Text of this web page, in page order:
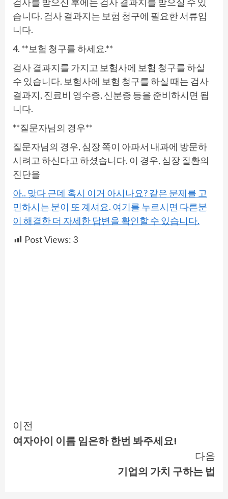
습니다. 검사 결과지는 보험 청구에 필요한 서류입
니다.
4. **보험 청구를 하세요.**
검사 결과지를 가지고 보험사에 보험 청구를 하실
수 있습니다. 보험사에 보험 청구를 하실 때는 검사
결과지, 진료비 영수증, 신분증 등을 준비하시면 됩
니다.
**질문자님의 경우**
질문자님의 경우, 심장 쪽이 아파서 내과에 방문하
시려고 하신다고 하셨습니다. 이 경우, 심장 질환의
진단을
아.. 맞다 근데 혹시 이거 아시나요? 같은 문제를 고
민하시는 분이 또 계셔요. 여기를 누르시면 다른분
이 해결한 더 자세한 답변을 확인할 수 있습니다.
Post Views: 3
Continue
Reading
이전
여자아이 이름 임은하 한번 봐주세요!
다음
기업의 가치 구하는 법